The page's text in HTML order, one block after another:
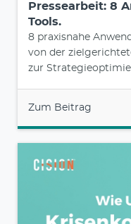
Pressearbeit: 8
Tools.
8 praxisnahe
von der
zur
Zum Beitrag